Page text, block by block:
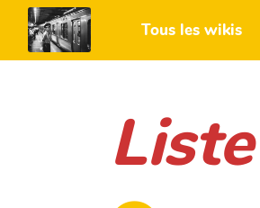
Aller au contenu principalTous les wikis